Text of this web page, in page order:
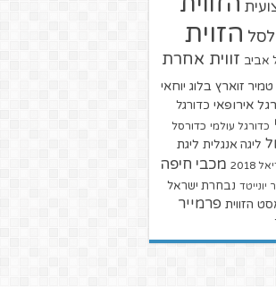
לסל הזוית
אביב זווית אחרת
טמיר זוארץ בלוג יוחאי
אירופאי כדורגל
כדורגל עולמי כדורסל
ליגה אנגלית ליגת
2018 מכבי חיפה
נבחרת ישראל
הזווית פרמייר